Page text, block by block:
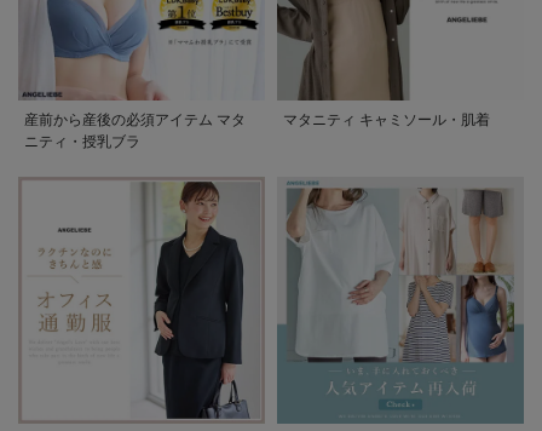
産前から産後の必須アイテム マタ
ニティ・授乳ブラ
マタニティ キャミソール・肌着